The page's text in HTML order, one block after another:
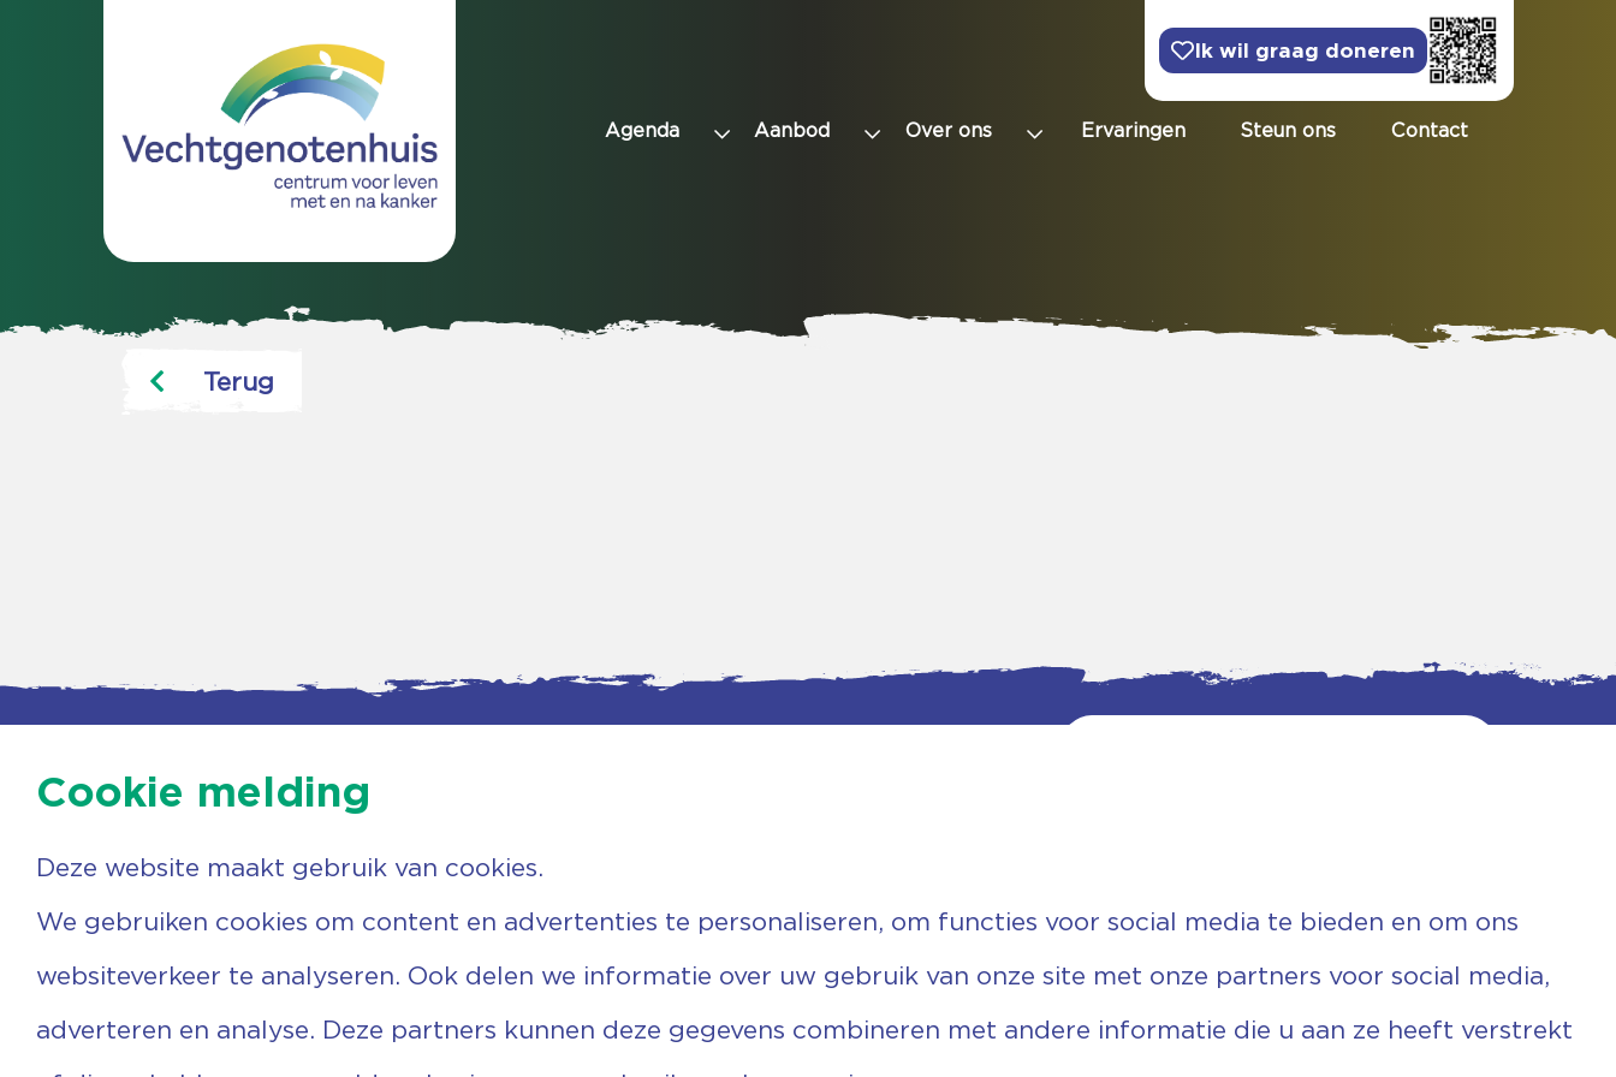
Ik wil graag doneren
Agenda Aanbod Over ons Ervaringen Steun ons Contact
Terug
Agenda
Nieuwsbrief
Vrijwilligers
Steun ons
Contactgegevens
7731 PA Ommen
0529 455 767
info@vechtgenoten.nl
Fiscaal: 819280288
Rek.nr: NL85RABO0127579230
Cookie melding
Deze website maakt gebruik van cookies.
We gebruiken cookies om content en advertenties te personaliseren, om functies voor social media te bieden en om ons
websiteverkeer te analyseren. Ook delen we informatie over uw gebruik van onze site met onze partners voor social media,
adverteren en analyse. Deze partners kunnen deze gegevens combineren met andere informatie die u aan ze heeft verstrekt